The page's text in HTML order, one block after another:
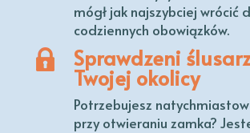
mógł jak najszybciej wrócić
codziennych obowiązków.
Sprawdzeni
Twojej okolicy
Potrzebujesz
przy otwieraniu zamka?